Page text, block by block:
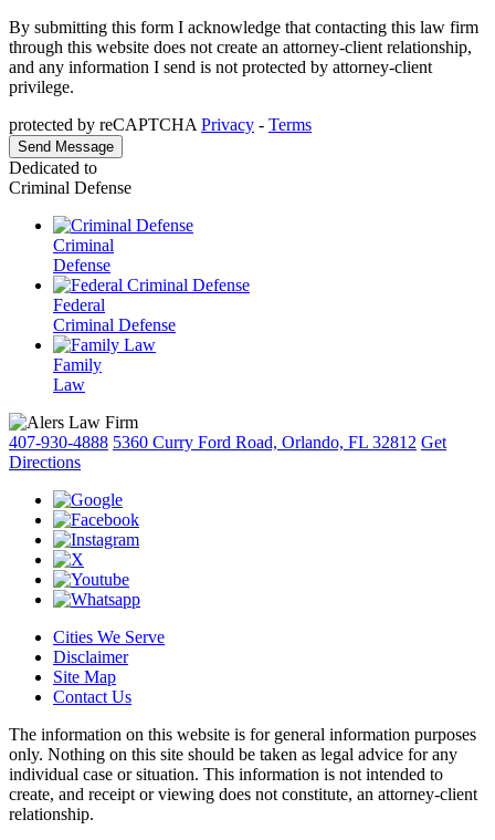
By submitting this form I acknowledge that contacting this law firm
through this website does not create an attorney-client relationship,
and any information I send is not protected by attorney-client
privilege.
protected by reCAPTCHA Privacy - Terms
Dedicated to
Criminal Defense
Criminal
Defense
Federal
Criminal Defense
Family
Law
407-930-4888 5360 Curry Ford Road, Orlando, FL 32812 Get
Directions
Cities We Serve
Disclaimer
Site Map
Contact Us
The information on this website is for general information purposes
only. Nothing on this site should be taken as legal advice for any
individual case or situation. This information is not intended to
create, and receipt or viewing does not constitute, an attorney-client
relationship.